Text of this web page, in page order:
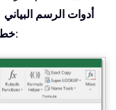
أدوات الرسم البياني
خط. انظر لقطة الشاشة: